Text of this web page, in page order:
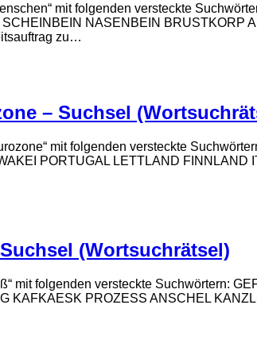
mit folgenden versteckte
NASENBEIN BRUSTKORP
zu…
– Suchsel
mit folgenden versteckte
PORTUGAL LETTLAND
(Wortsuchrätsel)
mit folgenden versteckte Suchwörtern:
KAFKAESK PROZESS ANSCHEL